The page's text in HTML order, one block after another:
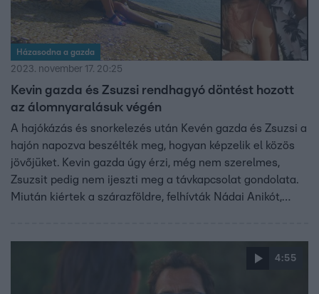
Házasodna a gazda
2023. november 17. 20:25
Kevin gazda és Zsuzsi rendhagyó döntést hozott
az álomnyaralásuk végén
A hajókázás és snorkelezés után Kevén gazda és Zsuzsi a
hajón napozva beszélték meg, hogyan képzelik el közös
jövőjüket. Kevin gazda úgy érzi, még nem szerelmes,
Zsuzsit pedig nem ijeszti meg a távkapcsolat gondolata.
Miután kiértek a szárazföldre, felhívták Nádai Anikót,
4:55